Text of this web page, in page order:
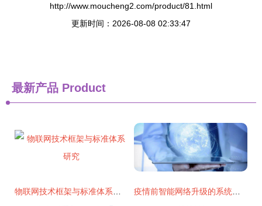
http://www.moucheng2.com/product/81.html
更新时间：2026-08-08 02:33:47
最新产品 Product